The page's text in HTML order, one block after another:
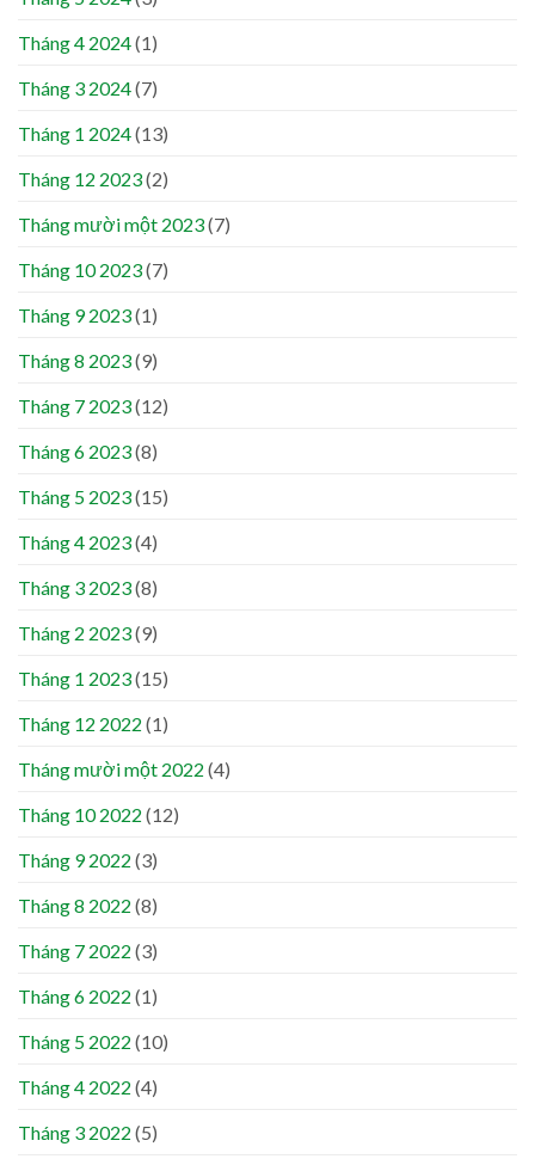
Tháng 4 2024(1)
Tháng 3 2024(7)
Tháng 1 2024(13)
Tháng 12 2023(2)
Tháng mười một 2023(7)
Tháng 10 2023(7)
Tháng 9 2023(1)
Tháng 8 2023(9)
Tháng 7 2023(12)
Tháng 6 2023(8)
Tháng 5 2023(15)
Tháng 4 2023(4)
Tháng 3 2023(8)
Tháng 2 2023(9)
Tháng 1 2023(15)
Tháng 12 2022 (1)
Tháng mười một 2022 (4)
Tháng 10 2022 (12)
Tháng 9 2022 (3)
Tháng 8 2022 (8)
Tháng 7 2022 (3)
Tháng 6 2022 (1)
Tháng 5 2022 (10)
Tháng 4 2022 (4)
Tháng 3 2022 (5)